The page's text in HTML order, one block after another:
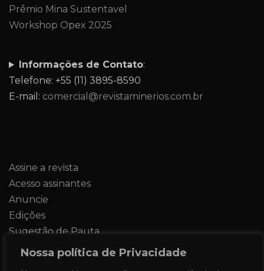
Nossa política de Privacidade
Prêmio Mina Sustentavel
Workshop Opex 2025
Informações de Contato:
Telefone: +55 (11) 3895-8590
E-mail: comercial@revistaminerios.com.br
Assine a revista
Acesso assinantes
Anuncie
Edições
Sugestão de Pauta
Contato